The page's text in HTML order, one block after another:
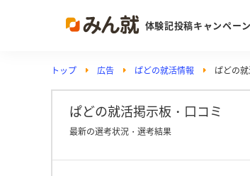
体験記投稿キャンペーン
Post
投稿する
ランキ
Vote
注目の
トップ 広告 ぱどの就活情報 ぱどの
ぱどの就活掲示板・口コミ
最新の選考状況・選考結果